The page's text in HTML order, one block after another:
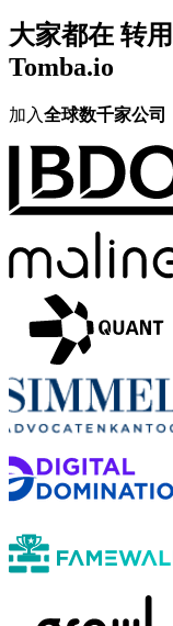
大家都在 转用
Tomba.io
加入全球数千家公司